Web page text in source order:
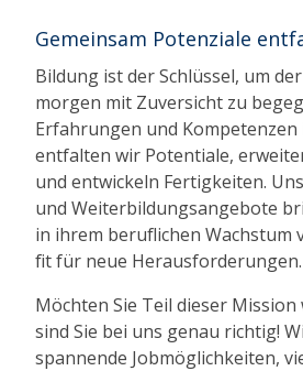
Gemeinsam Potenziale
Bildung ist der Schlüssel, um
morgen mit Zuversicht zu
Erfahrungen und Kompetenzen
entfalten wir Potentiale,
und entwickeln Fertigkeiten.
und Weiterbildungsangebote
in ihrem beruflichen Wachstum
fit für neue Herausforderungen.
Möchten Sie Teil dieser Mission
sind Sie bei uns genau richtig!
spannende Jobmöglichkeiten,